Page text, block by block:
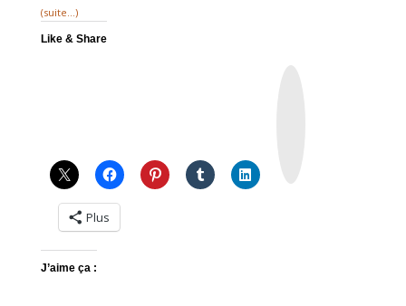
(suite…)
Like & Share
Plus
J’aime ça :